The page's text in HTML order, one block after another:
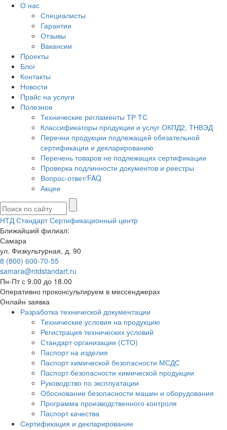
О нас
Специалисты
Гарантии
Отзывы
Вакансии
Проекты
Блог
Контакты
Новости
Прайс на услуги
Полезное
Технические регламенты ТР ТС
Классификаторы продукции и услуг ОКПД2, ТНВЭД
Перечни продукции подлежащей обязательной
сертификации и декларированию
Перечень товаров не подлежащих сертификации
Проверка подлинности документов и реестры
Вопрос-ответ/FAQ
Акции
НТД СтандартСертификационный центр
Ближайший филиал:
Самара
ул. Физкультурная, д. 90
8 (800) 600-70-55
samara@ntdstandart.ru
Пн-Пт с 9.00 до 18.00
Оперативно проконсультируем в мессенджерах
Онлайн заявка
Разработка технической документации
Технические условия на продукцию
Регистрация технических условий
Стандарт организации (СТО)
Паспорт на изделия
Паспорт химической безопасности МСДС
Паспорт безопасности химической продукции
Руководство по эксплуатации
Обоснование безопасности машин и оборудования
Программа производственного контроля
Паспорт качества
Сертификация и декларирование